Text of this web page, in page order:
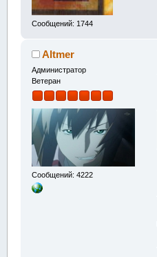
Сообщений: 1744
Altmer
Администратор
Ветеран
Сообщений: 4222